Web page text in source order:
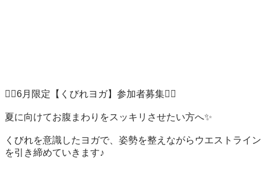
🧘‍♀️6月限定【くびれヨガ】参加者募集🧘‍♀️
夏に向けてお腹まわりをスッキリさせたい方へ✨
くびれを意識したヨガで、姿勢を整えながらウエストライン
を引き締めていきます♪